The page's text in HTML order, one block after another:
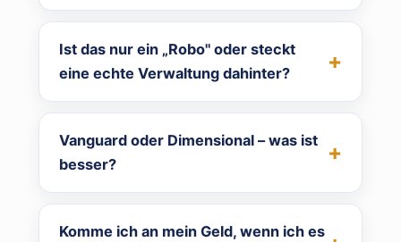
Ist das nur ein „Robo" oder steckt
eine echte Verwaltung dahinter?
Vanguard oder Dimensional – was ist
besser?
Komme ich an mein Geld, wenn ich es